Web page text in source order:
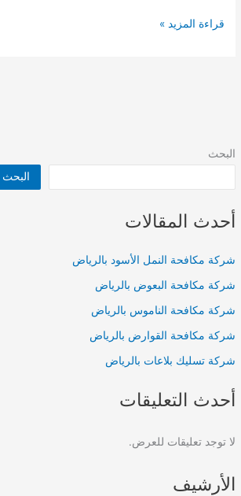
البحث
البحث
أحدث المقالات
شركة مكافحة النمل الأسود بالرياض
شركة مكافحة البعوض بالرياض
شركة مكافحة الناموس بالرياض
شركة مكافحة القوارض بالرياض
شركة تسليك بلاعات بالرياض
أحدث التعليقات
لا توجد تعليقات للعرض.
الأرشيف
شركة
قراءة المزيد »